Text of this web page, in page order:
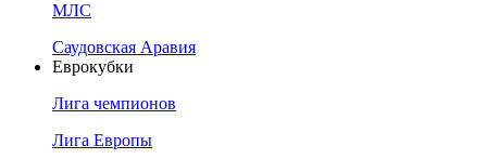
МЛС
Саудовская Аравия
Еврокубки
Лига чемпионов
Лига Европы